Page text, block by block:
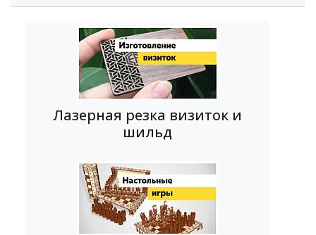
Лазерная резка визиток и
шильд